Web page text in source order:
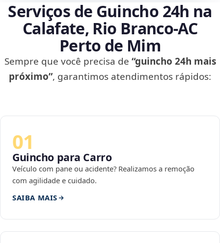
Serviços de Guincho 24h na
Calafate, Rio Branco‑AC
Perto de Mim
Sempre que você precisa de “guincho 24h mais
próximo”, garantimos atendimentos rápidos:
01
Guincho para Carro
Veículo com pane ou acidente? Realizamos a remoção
com agilidade e cuidado.
SAIBA MAIS